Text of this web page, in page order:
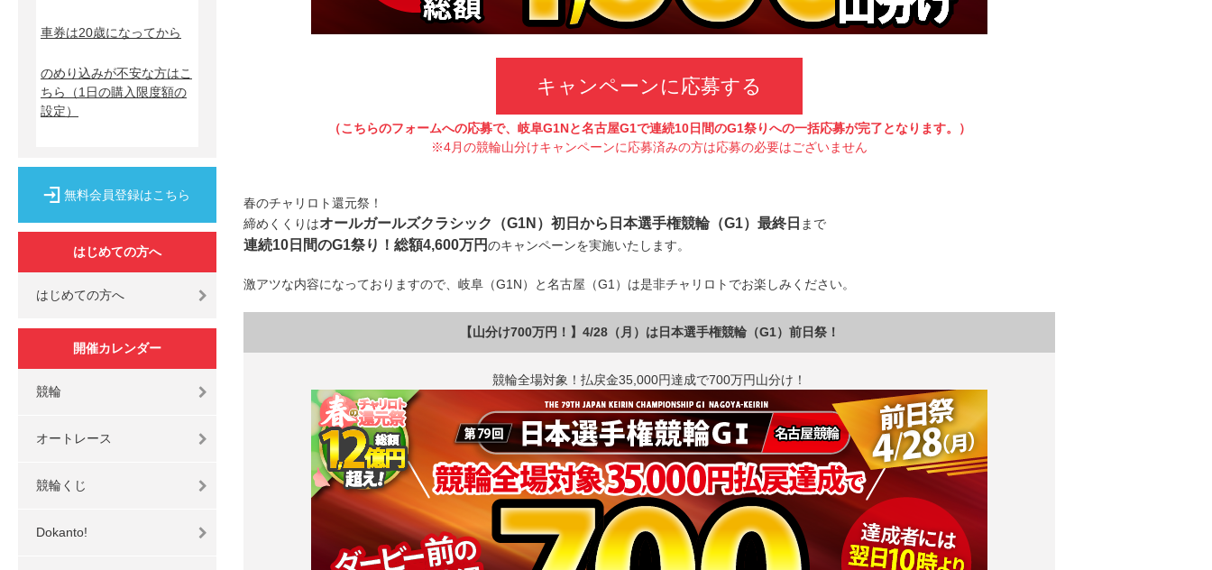
車券は20歳になってから
のめり込みが不安な方はこ
ちら
（1日の購入限度額の
設定）
無料会員登録はこちら
はじめての方へ
はじめての方へ
開催カレンダー
競輪
オートレース
競輪くじ
Dokanto!
キャンペーンに応募する
（こちらのフォームへの応募で、岐阜G1Nと名古屋G1で連続10日間のG1祭りへの一括応募が完了となります。）
※4月の競輪山分けキャンペーンに応募済みの方は応募の必要はございません
春のチャリロト還元祭！
締めくくりはオールガールズクラシック（G1N）初日から日本選手権競輪（G1）最終日 まで
連続10日間のG1祭り！総額4,600万円のキャンペーンを実施いたします。
激アツな内容になっておりますので、岐阜（G1N）と名古屋（G1）は是非チャリロトでお楽しみください。
【山分け700万円！】4/28（月）は日本選手権競輪（G1）前日祭！
競輪全場対象！払戻金35,000円達成で700万円山分け！